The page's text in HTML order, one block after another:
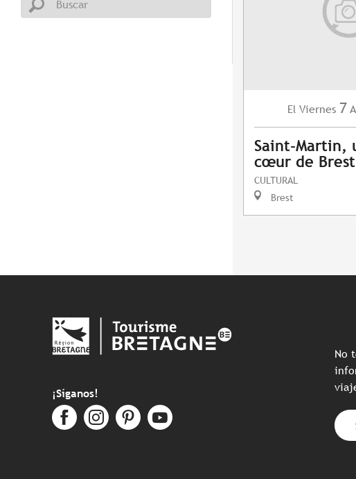
El Viernes 7
Saint-Martin,
cœur de Brest
CULTURAL
Brest
¡Síganos!
No